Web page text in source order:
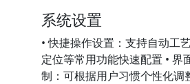
系统设置
• 快捷操作设置：支持自动工
定位等常用功能快速配置 • 界
制：可根据用户习惯个性化调